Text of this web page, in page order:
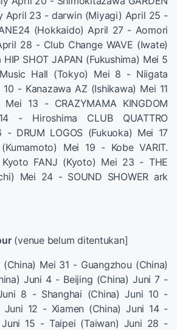
April 23 - darwin (Miyagi) April 25 -
(Hokkaido) April 27 - Aomori
28 - Club Change WAVE (Iwate)
SHOT JAPAN (Fukushima) Mei 5
Hall (Tokyo) Mei 8 - Niigata
- Kanazawa AZ (Ishikawa) Mei 11
Mei 13 - CRAZYMAMA KINGDOM
- Hiroshima CLUB QUATTRO
- DRUM LOGOS (Fukuoka) Mei 17
Mei 19 - Kobe VARIT.
FANJ (Kyoto) Mei 23 - THE
Mei 24 - SOUND SHOWER ark
(venue belum ditentukan]
Mei 31 - Guangzhou (China)
Juni 4 - Beijing (China) Juni 7 -
8 - Shanghai (China) Juni 10 -
Juni 12 - Xiamen (China) Juni 14 -
Juni 15 - Taipei (Taiwan) Juni 28 -